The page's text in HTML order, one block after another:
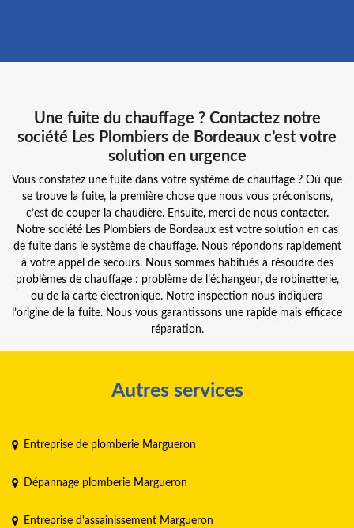
Une fuite du chauffage ? Contactez notre
société Les Plombiers de Bordeaux c’est votre
solution en urgence
Vous constatez une fuite dans votre système de chauffage ? Où que
se trouve la fuite, la première chose que nous vous préconisons,
c’est de couper la chaudière. Ensuite, merci de nous contacter.
Notre société Les Plombiers de Bordeaux est votre solution en cas
de fuite dans le système de chauffage. Nous répondons rapidement
à votre appel de secours. Nous sommes habitués à résoudre des
problèmes de chauffage : problème de l’échangeur, de robinetterie,
ou de la carte électronique. Notre inspection nous indiquera
l’origine de la fuite. Nous vous garantissons une rapide mais efficace
réparation.
Autres services
Entreprise de plomberie Margueron
Dépannage plomberie Margueron
Entreprise d'assainissement Margueron